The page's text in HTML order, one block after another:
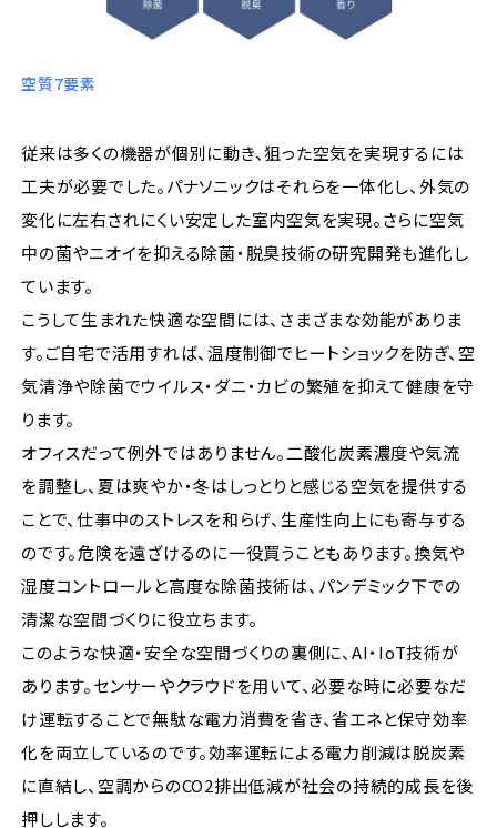
空質7要素
従来は多くの機器が個別に動き、狙った空気を実現するには
工夫が必要でした。パナソニックはそれらを一体化し、外気の
変化に左右されにくい安定した室内空気を実現。さらに空気
中の菌やニオイを抑える除菌・脱臭技術の研究開発も進化し
ています。
こうして生まれた快適な空間には、さまざまな効能がありま
す。ご自宅で活用すれば、温度制御でヒートショックを防ぎ、空
気清浄や除菌でウイルス・ダニ・カビの繁殖を抑えて健康を守
ります。
オフィスだって例外ではありません。二酸化炭素濃度や気流
を調整し、夏は爽やか・冬はしっとりと感じる空気を提供する
ことで、仕事中のストレスを和らげ、生産性向上にも寄与する
のです。危険を遠ざけるのに一役買うこともあります。換気や
湿度コントロールと高度な除菌技術は、パンデミック下での
清潔な空間づくりに役立ちます。
このような快適・安全な空間づくりの裏側に、AI・IoT技術が
あります。センサーやクラウドを用いて、必要な時に必要なだ
け運転することで無駄な電力消費を省き、省エネと保守効率
化を両立しているのです。効率運転による電力削減は脱炭素
に直結し、空調からのCO2排出低減が社会の持続的成長を後
押しします。